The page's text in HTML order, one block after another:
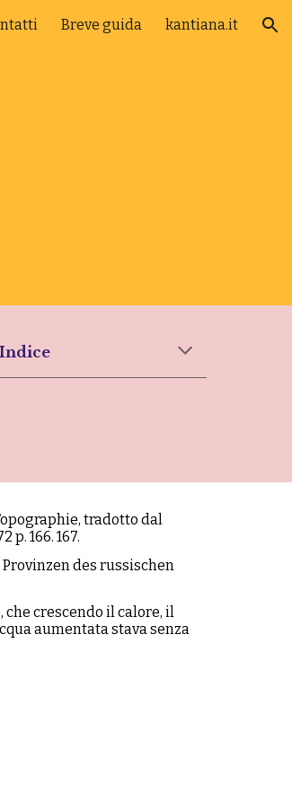
Breve guida kantiana.it
Indice
tradotto dal
p. 166. 167.
des russischen
crescendo il calore, il
aumentata stava senza